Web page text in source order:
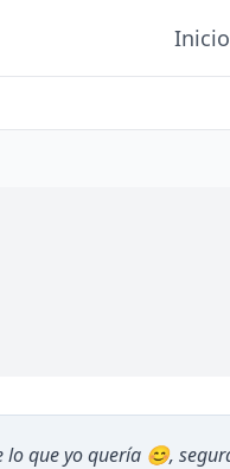
Inicio
que yo quería 😊,